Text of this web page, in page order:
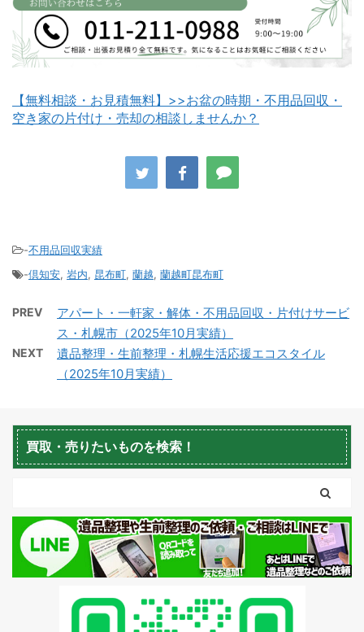
白老町不用品回収 長万部町不用品回収
蘭越町不用品回収 黒松内町不用品回収
【無料相談・お見積無料】>>お盆の時期・不用品回収・
空き家の片付け・売却の相談しませんか？
-不用品回収実績
-倶知安, 岩内, 昆布町, 蘭越, 蘭越町昆布町
PREV
アパート・一軒家・解体・不用品回収・片付けサービ
ス・札幌市（2025年10月実績）
NEXT
遺品整理・生前整理・札幌生活応援エコスタイル
（2025年10月実績）
買取・売りたいものを検索！